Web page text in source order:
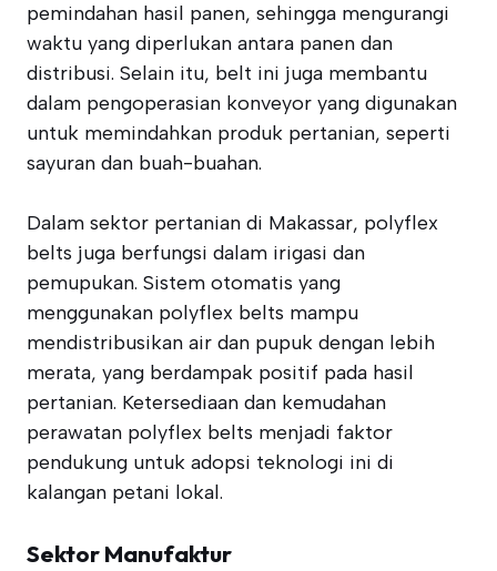
pemindahan hasil panen, sehingga mengurangi
waktu yang diperlukan antara panen dan
distribusi. Selain itu, belt ini juga membantu
dalam pengoperasian konveyor yang digunakan
untuk memindahkan produk pertanian, seperti
sayuran dan buah-buahan.
Dalam sektor pertanian di Makassar, polyflex
belts juga berfungsi dalam irigasi dan
pemupukan. Sistem otomatis yang
menggunakan polyflex belts mampu
mendistribusikan air dan pupuk dengan lebih
merata, yang berdampak positif pada hasil
pertanian. Ketersediaan dan kemudahan
perawatan polyflex belts menjadi faktor
pendukung untuk adopsi teknologi ini di
kalangan petani lokal.
Sektor Manufaktur